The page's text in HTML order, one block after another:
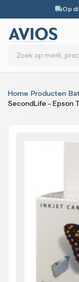
Op
Zoeken
Home›Producten›
SecondLife - Epson